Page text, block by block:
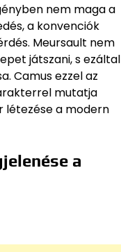
nem maga a
a konvenciók
Meursault nem
játszani, s ezáltal
Camus ezzel az
mutatja
létezése a modern
a